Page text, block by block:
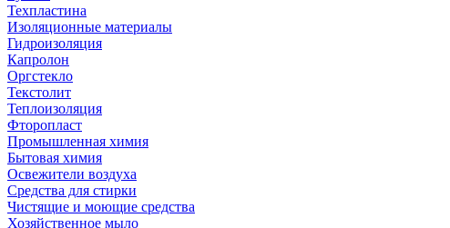
Техпластина
Изоляционные материалы
Гидроизоляция
Капролон
Оргстекло
Текстолит
Теплоизоляция
Фторопласт
Промышленная химия
Бытовая химия
Освежители воздуха
Средства для стирки
Чистящие и моющие средства
Хозяйственное мыло